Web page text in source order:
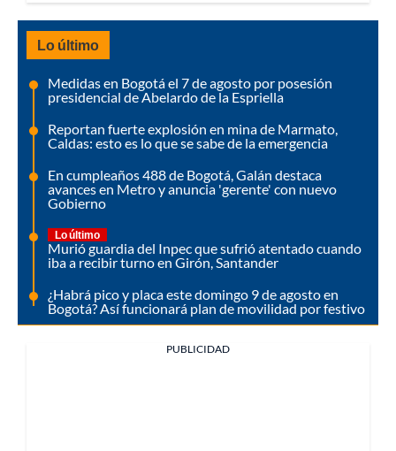
Lo último
Medidas en Bogotá el 7 de agosto por posesión
presidencial de Abelardo de la Espriella
Reportan fuerte explosión en mina de Marmato,
Caldas: esto es lo que se sabe de la emergencia
En cumpleaños 488 de Bogotá, Galán destaca
avances en Metro y anuncia 'gerente' con nuevo
Gobierno
Lo último
Murió guardia del Inpec que sufrió atentado cuando
iba a recibir turno en Girón, Santander
¿Habrá pico y placa este domingo 9 de agosto en
Bogotá? Así funcionará plan de movilidad por festivo
PUBLICIDAD